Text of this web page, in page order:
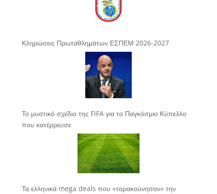
Κληρώσεις Πρωταθλημάτων ΕΣΠΕΜ 2026-2027
Το μυστικό σχέδιο της FIFA για το Παγκόσμιο Κύπελλο
που κατέρρευσε
Τα ελληνικά mega deals που «ταρακούνησαν» την